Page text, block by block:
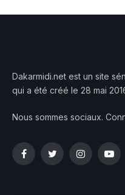
Dakarmidi.net est un site
qui a été créé le 28 mai
Nous sommes sociaux.
FacebookTwitterInstagram